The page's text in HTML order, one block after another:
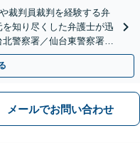
裁判員裁判を経験する弁
知り尽くした弁護士が迅
警察署／仙台東警察署／
署など
メールでお問い合わせ